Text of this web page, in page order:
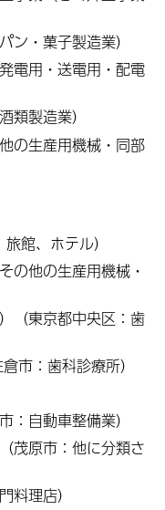
ン・菓子製造業）
電用・送電用・配電
類製造業）
の生産用機械・同部
館、ホテル）
の他の生産用機械・
（東京都中央区：歯
市：歯科診療所）
：自動車整備業）
茂原市：他に分類さ
料理店）